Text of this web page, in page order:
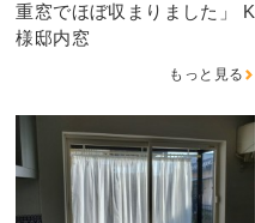
重窓でほぼ収まりました」 K
様邸内窓
もっと見る